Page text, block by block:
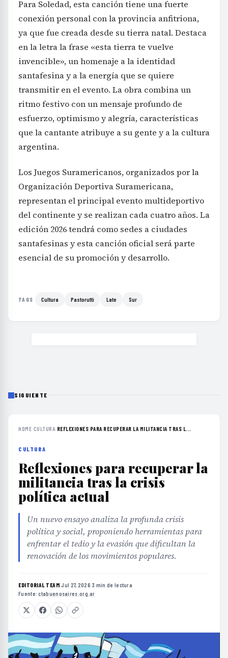
Para Soledad, esta canción tiene una fuerte
conexión personal con la provincia anfitriona,
ya que fue creada desde su tierra natal. Destaca
en la letra la frase «esta tierra te vuelve
invencible», un homenaje a la identidad
santafesina y a la energía que se quiere
transmitir en el evento. La obra combina un
ritmo festivo con un mensaje profundo de
esfuerzo, optimismo y alegría, características
que la cantante atribuye a su gente y a la cultura
argentina.
Los Juegos Suramericanos, organizados por la
Organización Deportiva Suramericana,
representan el principal evento multideportivo
del continente y se realizan cada cuatro años. La
edición 2026 tendrá como sedes a ciudades
santafesinas y esta canción oficial será parte
esencial de su promoción y desarrollo.
TAGS Cultura Pastorutti Late Sur
SIGUIENTE
HOME›CULTURA› REFLEXIONES PARA RECUPERAR LA MILITANCIA TRAS L...
CULTURA
Reflexiones para recuperar la
militancia tras la crisis
política actual
Un nuevo ensayo analiza la profunda crisis
política y social, proponiendo herramientas para
enfrentar el tedio y la evasión que dificultan la
renovación de los movimientos populares.
EDITORIAL TEAM·Jul 27, 2026·3 min de lectura·
Fuente:ctabuenosaires.org.ar